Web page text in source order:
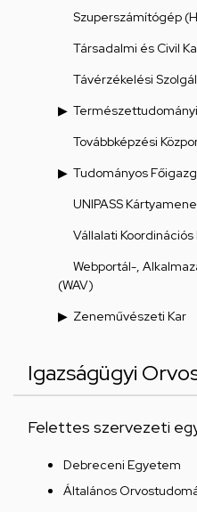
Szuperszámítógép
Társadalmi és Civil
Távérzékelési
Továbbképzési
Tudományos
UNIPASS
Vállalati Koordinációs
Webportál-,
(WAV)
Zeneművészeti Kar
Igazságügyi
Felettes szervezeti
Debreceni Egyetem
Általános